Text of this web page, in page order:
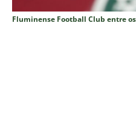
Fluminense Football Club entre